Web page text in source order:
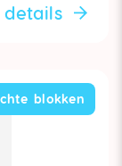
blokken